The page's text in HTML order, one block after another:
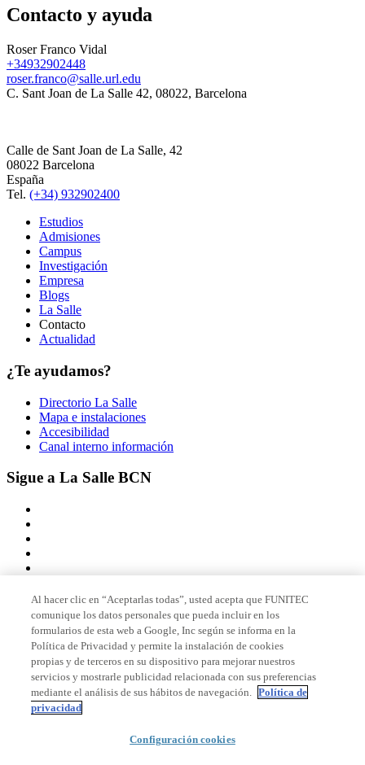
Contacto y ayuda
Roser Franco Vidal
+34932902448
roser.franco@salle.url.edu
C. Sant Joan de La Salle 42, 08022, Barcelona
Calle de Sant Joan de La Salle, 42
08022 Barcelona
España
Tel. (+34) 932902400
Estudios
Admisiones
Campus
Investigación
Empresa
Blogs
La Salle
Contacto
Actualidad
¿Te ayudamos?
Directorio La Salle
Mapa e instalaciones
Accesibilidad
Canal interno información
Sigue a La Salle BCN
Miembro de
Acreditaciones
© 2026 La Salle Campus Barcelona - URL |
Al hacer clic en “Aceptarlas todas”, usted acepta que FUNITEC
comunique los datos personales que pueda incluir en los
formularios de esta web a Google, Inc según se informa en la
Política de Privacidad y permite la instalación de cookies
propias y de terceros en su dispositivo para mejorar nuestros
servicios y mostrarle publicidad relacionada con sus preferencias
mediante el análisis de sus hábitos de navegación. Política de
privacidad
Configuración cookies